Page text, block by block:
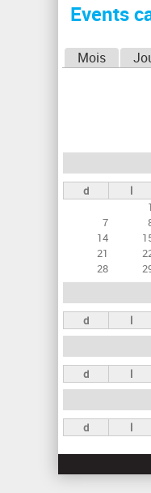
ici
Events
e
t
s
n
c
i
p
a
x
Mois
d l
1
7
14
21
28
d l
d l
d l